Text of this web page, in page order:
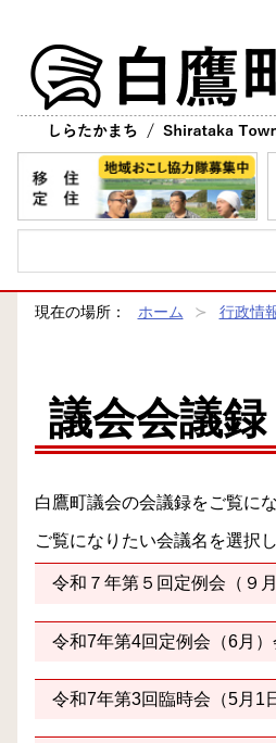
現在の場所： ホーム 行政情
議会会議録
白鷹町議会の会議録をご覧にな
ご覧になりたい会議名を選択
令和７年第５回定例会（９
令和7年第4回定例会（6月
令和7年第3回臨時会（5月1